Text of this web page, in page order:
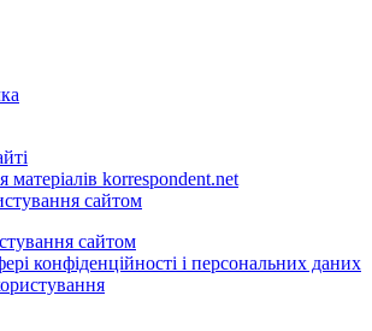
матеріалів korrespondent.net
сайтом
сайтом
конфіденційності і персональних даних